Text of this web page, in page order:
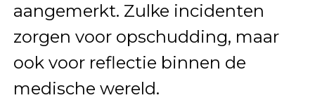
aangemerkt. Zulke incidenten
zorgen voor opschudding, maar
ook voor reflectie binnen de
medische wereld.